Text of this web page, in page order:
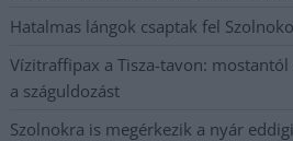
Hatalmas lángok csaptak fel
Vízitraffipax a Tisza-tavon:
a száguldozást
Szolnokra is megérkezik a nyár